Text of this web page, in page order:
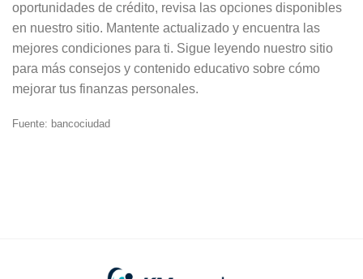
oportunidades de crédito, revisa las opciones disponibles
en nuestro sitio. Mantente actualizado y encuentra las
mejores condiciones para ti. Sigue leyendo nuestro sitio
para más consejos y contenido educativo sobre cómo
mejorar tus finanzas personales.
Fuente: bancociudad